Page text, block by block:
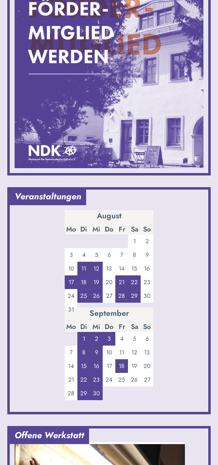
Veranstaltungen
August
Mo Di Mi Do Fr Sa So
1
2
3
4 5 6 7 8
9
10
11 12 13 14 15
16
17
18 19 20 21 22
23
24
25 26 27 28 29
30
31
September
Mo Di Mi Do Fr Sa So
1 2 3 4 5
6
7
8 9 10 11 12
13
14
15 16 17 18 19
20
21
22 23 24 25 26
27
28
29 30
Offene Werkstatt